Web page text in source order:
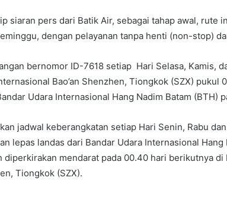
siaran pers dari Batik Air, sebagai tahap awal, rute
dengan pelayanan tanpa henti (non-stop)
bernomor ID-7618 setiap Hari Selasa, Kamis,
Bao’an Shenzhen, Tiongkok (SZX) pukul
Udara Internasional Hang Nadim Batam (BTH)
jadwal keberangkatan setiap Hari Senin, Rabu
lepas landas dari Bandar Udara Internasional
diperkirakan mendarat pada 00.40 hari berikutnya di
Tiongkok (SZX).